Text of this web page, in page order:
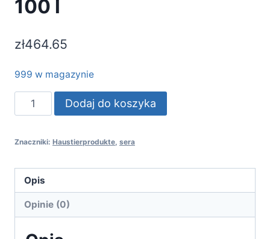
100 l
zł464.65
999 w magazynie
ilość
sera
UV
UV-
C
System
Dodaj do koszyka
Znaczniki: Haustierprodukte, sera
Opis
Opinie (0)